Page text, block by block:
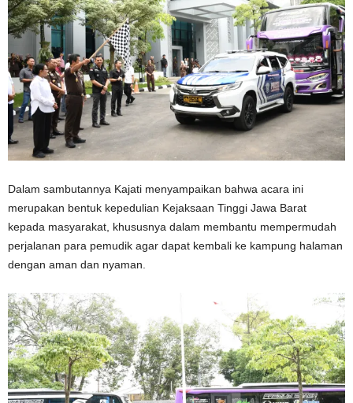
Dalam sambutannya Kajati menyampaikan bahwa acara ini
merupakan bentuk kepedulian Kejaksaan Tinggi Jawa Barat
kepada masyarakat, khususnya dalam membantu mempermudah
perjalanan para pemudik agar dapat kembali ke kampung halaman
dengan aman dan nyaman.